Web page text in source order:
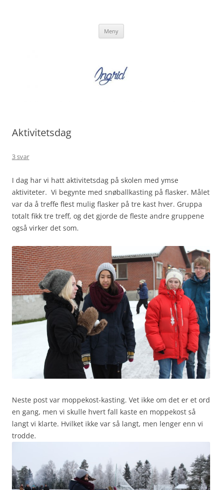
Meny
Aktivitetsdag
3 svar
I dag har vi hatt aktivitetsdag på skolen med ymse
aktiviteter. Vi begynte med snøballkasting på flasker. Målet
var da å treffe flest mulig flasker på tre kast hver. Gruppa
totalt fikk tre treff, og det gjorde de fleste andre gruppene
også virker det som.
Neste post var moppekost-kasting. Vet ikke om det er et ord
en gang, men vi skulle hvert fall kaste en moppekost så
langt vi klarte. Hvilket ikke var så langt, men lenger enn vi
trodde.